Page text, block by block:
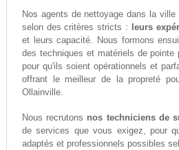
Nos agents de nettoyage dans la
selon des critères stricts :
leurs
et leurs capacité. Nous formons
des techniques et matériels de pointe
pour qu'ils soient opérationnels et
offrant le meilleur de la propreté
Ollainville.
Nous recrutons nos techniciens de
de services que vous exigez, pour
adaptés et professionnels possibles